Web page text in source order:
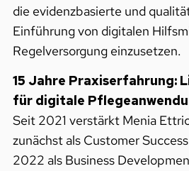
die evidenzbasierte und
Einführung von digitalen
Regelversorgung einzusetzen.
15 Jahre Praxiserfahrung:
für digitale
Seit 2021 verstärkt Menia
zunächst als Customer
2022 als Business